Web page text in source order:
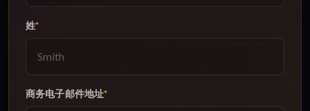
姓*
商务电子邮件地址*